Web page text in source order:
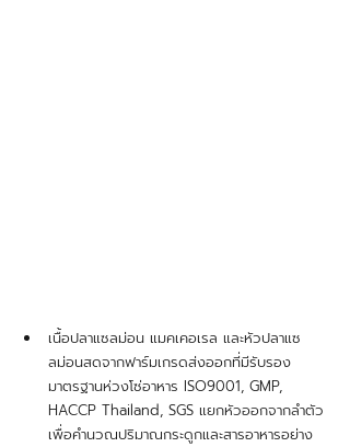
เนื้อปลาแซลม่อน แมคเคอเรล และหัวปลาแซ
ลม่อนสดจากฟาร์มเกรดส่งออกที่มีรับรอง
มาตรฐานห่วงโซ่อาหาร ISO9001, GMP,
HACCP Thailand, SGS แยกหัวออกจากลำตัว
เพื่อคำนวณปริมาณกระดูกและสารอาหารอย่าง